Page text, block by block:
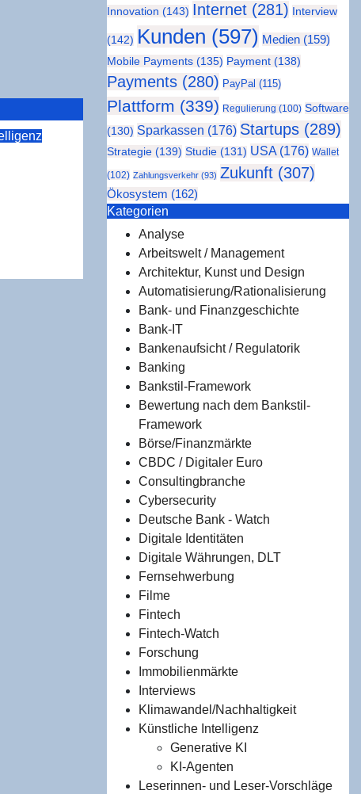
Innovation (143) Internet (281) Interview
(142) Kunden (597) Medien (159)
Mobile Payments (135) Payment (138)
Payments (280) PayPal (115)
Plattform (339) Regulierung (100) Software
(130) Sparkassen (176) Startups (289)
Strategie (139) Studie (131) USA (176) Wallet
(102) Zahlungsverkehr (93) Zukunft (307)
Ökosystem (162)
Kate­go­rien
Analyse
Arbeitswelt / Management
Architektur, Kunst und Design
Automatisierung/Rationalisierung
Bank- und Finanzgeschichte
Bank-IT
Bankenaufsicht / Regulatorik
Banking
Bankstil-Framework
Bewertung nach dem Bankstil-
Framework
Börse/Finanzmärkte
CBDC / Digitaler Euro
Consultingbranche
Cybersecurity
Deutsche Bank - Watch
Digitale Identitäten
Digitale Währungen, DLT
Fernsehwerbung
Filme
Fintech
Fintech-Watch
Forschung
Immobilienmärkte
Interviews
Klimawandel/Nachhaltigkeit
Künstliche Intelligenz
Generative KI
KI-Agenten
Leserinnen- und Leser-Vorschläge